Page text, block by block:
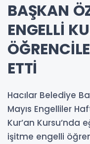
BAŞKAN
ENGELLİ
ETTİ
Hacılar Belediye
Mayıs Engelliler
Kur’an
işitme engelli